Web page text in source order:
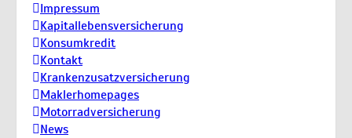
Impressum
Kapitallebensversicherung
Konsumkredit
Kontakt
Krankenzusatzversicherung
Maklerhomepages
Motorradversicherung
News